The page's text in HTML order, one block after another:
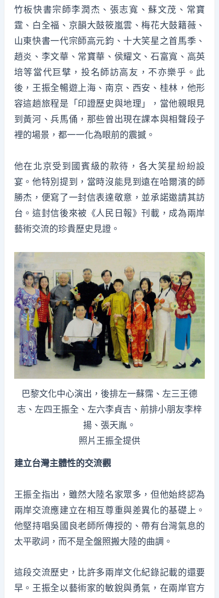
竹板快書宗師李潤杰、張志寬、蘇文茂、常寶
霆、白全福、京韻大鼓筱嵐雲、梅花大鼓籍薇、
山東快書一代宗師高元鈞、十大笑星之首馬季、
趙炎、李文華、常寶華、侯耀文、石富寬、高英
培等當代巨擘，投名師訪高友，不亦樂乎。此
後，王振全暢遊上海、南京、西安、桂林，他形
容這趟旅程是「印證歷史與地理」，當他親眼見
到黃河、兵馬俑，那些曾出現在課本與相聲段子
裡的場景，都一一化為眼前的震撼。
他在北京受到國賓級的款待，各大笑星紛紛設
宴。他特別提到，當時沒能見到遠在哈爾濱的師
勝杰，便寫了一封信表達敬意，並承諾邀請其訪
台。這封信後來被《人民日報》刊載，成為兩岸
藝術交流的珍貴歷史見證。
巴黎文化中心演出，後排左一蘇霈、左三王德
志、左四王振全、左六李貞吉、前排小朋友李梓
揚、張天胤。
照片王振全提供
建立台灣主體性的交流觀
王振全指出，雖然大陸名家眾多，但他始終認為
兩岸交流應建立在相互尊重與差異化的基礎上。
他堅持唱吳國良老師所傳授的、帶有台灣氣息的
太平歌詞，而不是全盤照搬大陸的曲調。
這段交流歷史，比許多兩岸文化紀錄記載的還要
早。王振全以藝術家的敏銳與勇氣，在兩岸官方